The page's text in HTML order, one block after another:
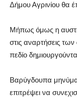
Δήμου Αγρινίου θα
Μήπως όμως η
στις αναρτήσεις
πεδίο
Βαρύγδουπα
επιτρέψει να